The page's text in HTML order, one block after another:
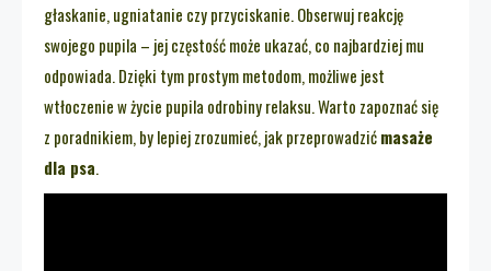
głaskanie, ugniatanie czy przyciskanie. Obserwuj reakcję
swojego pupila – jej częstość może ukazać, co najbardziej mu
odpowiada. Dzięki tym prostym metodom, możliwe jest
wtłoczenie w życie pupila odrobiny relaksu. Warto zapoznać się
z poradnikiem, by lepiej zrozumieć, jak przeprowadzićmasaże
dla psa.